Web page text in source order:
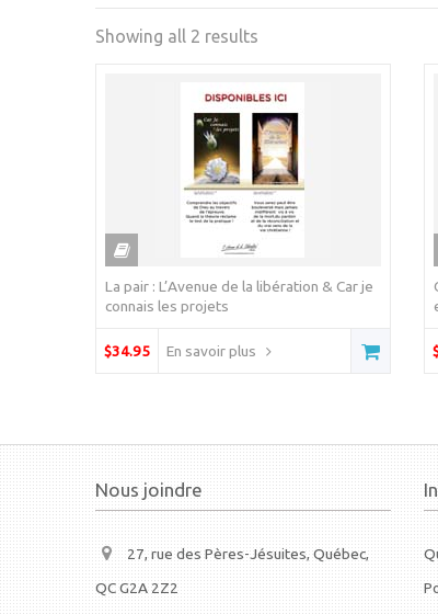
Showing all 2 results
La pair : L’Avenue de la libération & Car je
connais les projets
$34.95 En savoir plus
Nous joindre
27, rue des Pères-Jésuites, Québec,
QC G2A 2Z2